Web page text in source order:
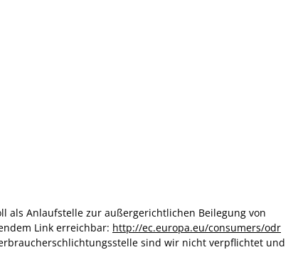
als Anlaufstelle zur außergerichtlichen Beilegung von
Link erreichbar: http://ec.europa.eu/consumers/odr
sind wir nicht verpflichtet und